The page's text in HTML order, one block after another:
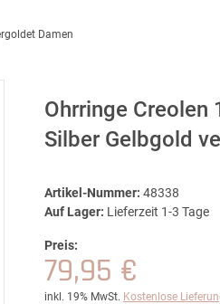
Damen
Ohrringe
Silber Gelbgold
Artikel-Nummer: 48338
Auf Lager: Lieferzeit 1-3 Tage
Preis:
79,95 €
inkl. 19% MwSt. Kostenlose